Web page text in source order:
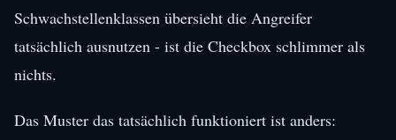
Schwachstellenklassen übersieht die Angreifer
tatsächlich ausnutzen - ist die Checkbox schlimmer als
nichts.
Das Muster das tatsächlich funktioniert ist anders: